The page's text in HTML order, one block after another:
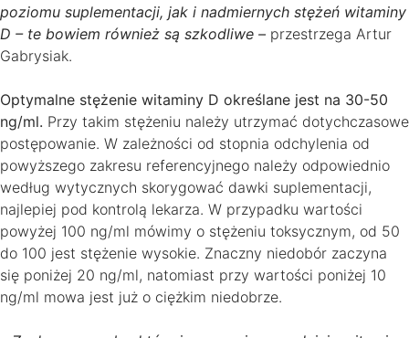
poziomu suplementacji, jak i nadmiernych stężeń witaminy
D – te bowiem również są szkodliwe – przestrzega Artur
Gabrysiak.
Optymalne stężenie witaminy D określane jest na 30-50
ng/ml. Przy takim stężeniu należy utrzymać dotychczasowe
postępowanie. W zależności od stopnia odchylenia od
powyższego zakresu referencyjnego należy odpowiednio
według wytycznych skorygować dawki suplementacji,
najlepiej pod kontrolą lekarza. W przypadku wartości
powyżej 100 ng/ml mówimy o stężeniu toksycznym, od 50
do 100 jest stężenie wysokie. Znaczny niedobór zaczyna
się poniżej 20 ng/ml, natomiast przy wartości poniżej 10
ng/ml mowa jest już o ciężkim niedobrze.